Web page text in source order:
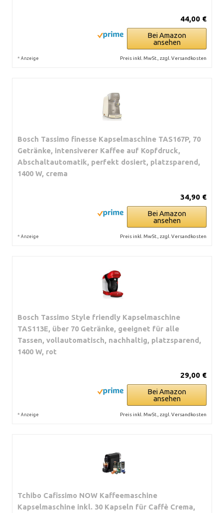
44,00 €
Bei Amazon
ansehen
* Anzeige Preis inkl. MwSt., zzgl. Versandkosten
Bosch Tassimo finesse Kapselmaschine TAS167P, 70
Getränke, intensiverer Kaffee auf Kopfdruck,
Abschaltautomatik, perfekt dosiert, platzsparend,
1400 W, crema
34,90 €
Bei Amazon
ansehen
* Anzeige Preis inkl. MwSt., zzgl. Versandkosten
Bosch Tassimo Style friendly Kapselmaschine
TAS113E, über 70 Getränke, geeignet für alle
Tassen, vollautomatisch, nachhaltig, platzsparend,
1400 W, rot
29,00 €
Bei Amazon
ansehen
* Anzeige Preis inkl. MwSt., zzgl. Versandkosten
Tchibo Cafissimo NOW Kaffeemaschine
Kapselmaschine inkl. 30 Kapseln für Caffè Crema,